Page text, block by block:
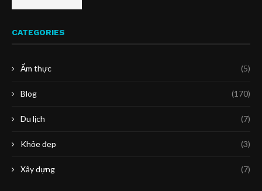
CATEGORIES
Ẩm thực (5)
Blog (170)
Du lịch (7)
Khỏe đẹp (3)
Xây dựng (7)